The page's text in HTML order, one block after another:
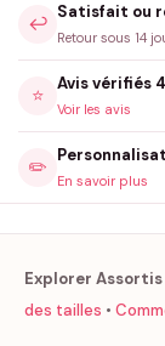
↩️
Satisfait ou
Retour sous 14
⭐
Avis vérifiés
Voir les avis
✏️
En savoir plus
Explorer Assortis
des tailles •